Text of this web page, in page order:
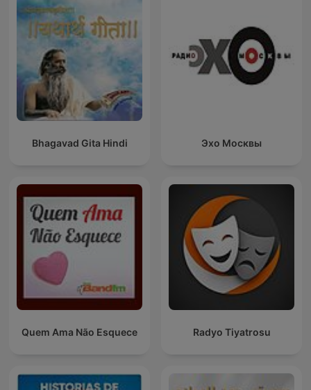
Bhagavad Gita Hindi Эхо Москвы
Quem Ama Não Esquece Radyo Tiyatrosu